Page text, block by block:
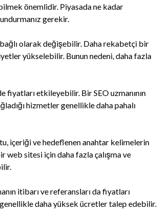
önemlidir. Piyasada ne kadar
gerekir.
olarak değişebilir. Daha rekabetçi bir
yükselebilir. Bunun nedeni, daha fazla
fiyatları etkileyebilir. Bir SEO uzmanının
hizmetler genellikle daha pahalı
içeriği ve hedeflenen anahtar kelimelerin
web sitesi için daha fazla çalışma ve
itibarı ve referansları da fiyatları
daha yüksek ücretler talep edebilir.